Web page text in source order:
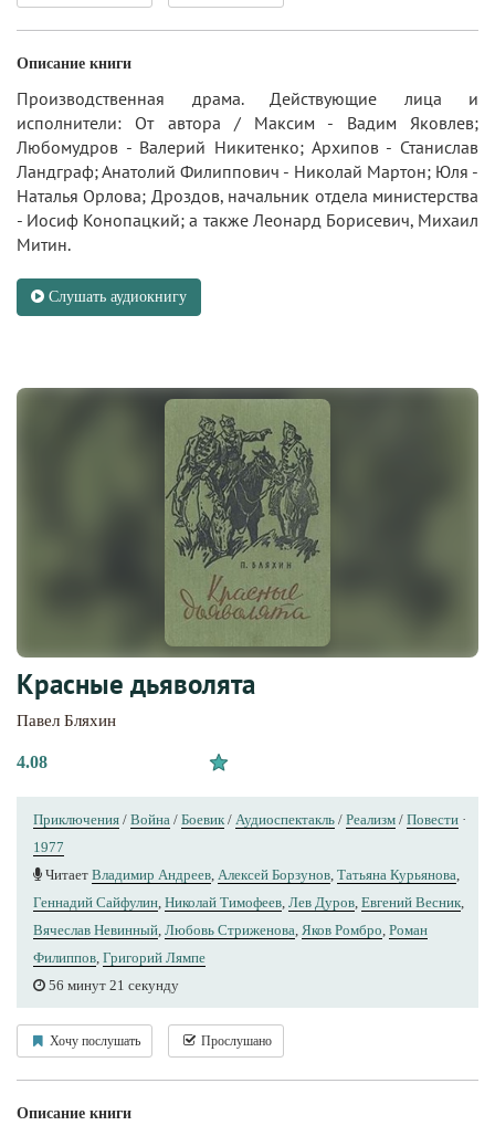
Описание книги
Производственная драма. Действующие лица и
исполнители: От автора / Максим - Вадим Яковлев;
Любомудров - Валерий Никитенко; Архипов - Станислав
Ландграф; Анатолий Филиппович - Николай Мартон; Юля -
Наталья Орлова; Дроздов, начальник отдела министерства
- Иосиф Конопацкий; а также Леонард Борисевич, Михаил
Митин.
Слушать аудиокнигу
Красные дьяволята
Павел Бляхин
4.08
Приключения / Война / Боевик / Аудиоспектакль / Реализм / Повести ·
1977
Читает Владимир Андреев, Алексей Борзунов, Татьяна Курьянова,
Геннадий Сайфулин, Николай Тимофеев, Лев Дуров, Евгений Весник,
Вячеслав Невинный, Любовь Стриженова, Яков Ромбро, Роман
Филиппов, Григорий Лямпе
56 минут 21 секунду
Хочу послушать Прослушано
Описание книги